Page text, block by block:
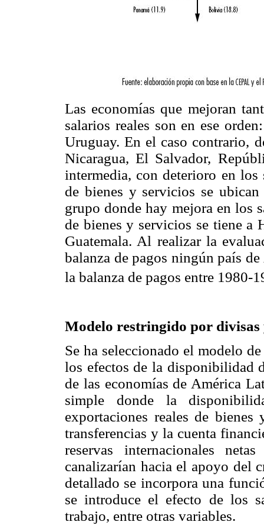
Las economías que mejoran
salarios reales son en ese
Uruguay. En el caso contrario,
Nicaragua, El Salvador,
intermedia, con deterioro en los
de bienes y servicios se
grupo donde hay mejora en los
de bienes y servicios se tiene a
Guatemala. Al realizar la
balanza de pagos ningún país
la balanza de pagos entre 1980-
Modelo restringido por divisas
Se ha seleccionado el modelo
los efectos de la disponibilidad
de las economías de América
simple donde la
exportaciones reales de
transferencias y la cuenta
reservas internacionales
canalizarían hacia el apoyo del
detallado se incorpora una
se introduce el efecto de los
trabajo, entre otras variables.